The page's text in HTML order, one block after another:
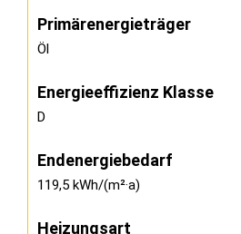
Primärenergieträger
Öl
Energieeffizienz Klasse
D
Endenergiebedarf
119,5 kWh/(m²·a)
Heizungsart